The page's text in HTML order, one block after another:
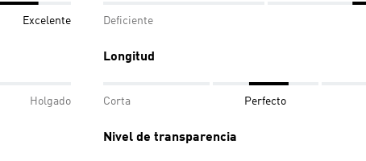
Excelente Deficiente
Holgado
Longitud
Corta Perfecto
Nivel de transparencia